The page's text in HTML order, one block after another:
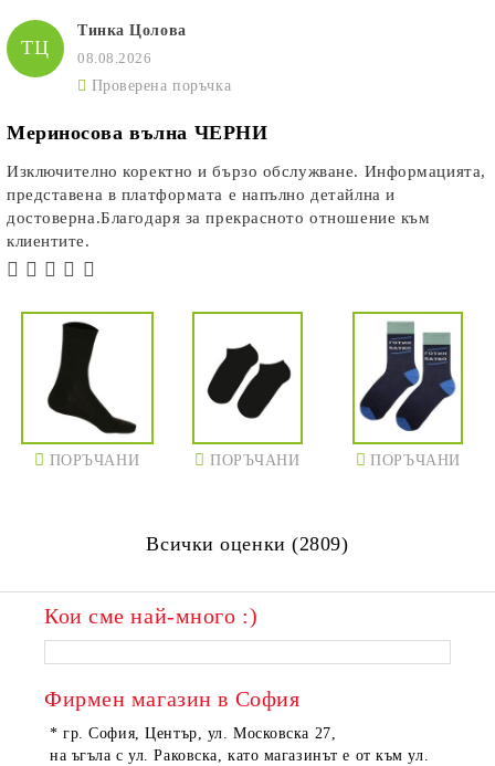
ТЦ
Тинка Цолова
08.08.2026
Проверена поръчка
Мериносова вълна ЧЕРНИ
Изключително коректно и бързо обслужване. Информацията,
представена в платформата е напълно детайлна и
достоверна.Благодаря за прекрасното отношение към
клиентите.
ПОРЪЧАНИ ПОРЪЧАНИ ПОРЪЧАНИ
ПОРЪЧАНИ
Всички оценки (2809)
Кои сме най-много :)
Фирмен магазин в София
* гр. София, Център, ул. Московска 27,
на ъгъла с ул. Раковска, като магазинът е от към ул.